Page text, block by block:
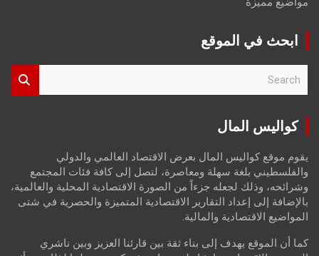
ابحث في الموقع
r
كواليس المال
يقوم موقع كواليس المال بعرض الاقتصاد العالمي والدولي
والفلسطيني بلغة سهلة ومعاصرة، لتصل إلى كافة فئات المجتمع
وشرائحه، وذلك لجعله جزءاً من الصورة الاقتصادية المحلية والعالمية،
بالإضافة إلى إعداد التقارير الاقتصادية المتميزة والحصرية في شتى
المواضيع الاقتصادية والمالية.
كما أن الموقع يهدف إلى بناء ثقة بين قارئنا العزيز وبين ناشري